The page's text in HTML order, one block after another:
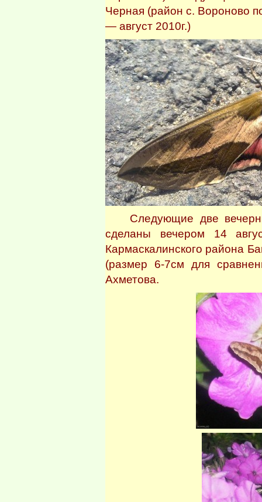
Черная (район с. Вороново
— август 2010г.)
Следующие две
сделаны вечером 14
Кармаскалинского района
(размер 6-7см для
Ахметова.